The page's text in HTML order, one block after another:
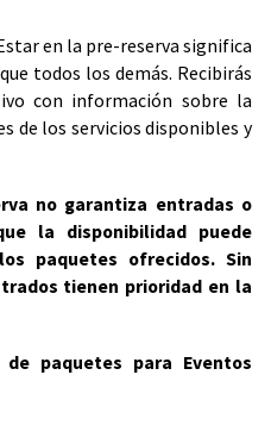
en la pre-reserva significa
todos los demás. Recibirás
con información sobre la
de los servicios disponibles y
no garantiza entradas o
la disponibilidad puede
paquetes ofrecidos. Sin
tienen prioridad en la
paquetes para Eventos